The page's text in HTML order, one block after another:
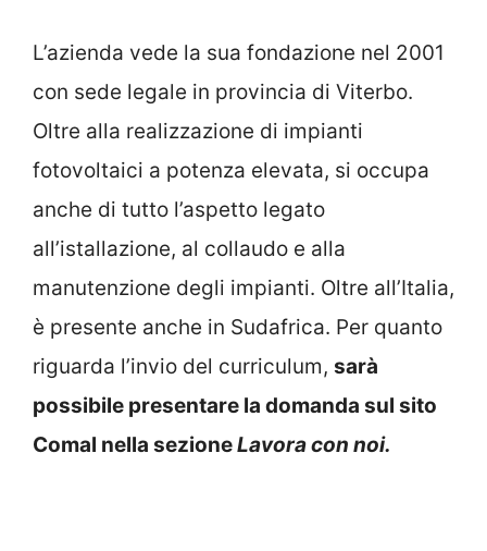
L’azienda vede la sua fondazione nel 2001
con sede legale in provincia di Viterbo.
Oltre alla realizzazione di impianti
fotovoltaici a potenza elevata, si occupa
anche di tutto l’aspetto legato
all’istallazione, al collaudo e alla
manutenzione degli impianti. Oltre all’Italia,
è presente anche in Sudafrica. Per quanto
riguarda l’invio del curriculum, sarà
possibile presentare la domanda sul sito
Comal nella sezioneLavora con noi.